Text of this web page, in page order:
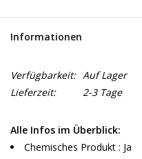
Informationen
Verfügbarkeit: Auf Lager
Lieferzeit:
2-3 Tage
Alle Infos im Überblick:
Chemisches Produkt : Ja